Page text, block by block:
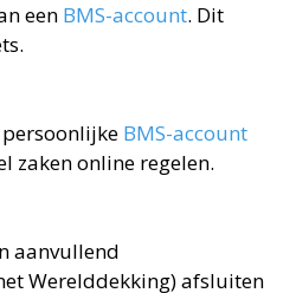
een BMS-account. Dit
BMS-account
zaken online regelen.
aanvullend
Werelddekking) afsluiten